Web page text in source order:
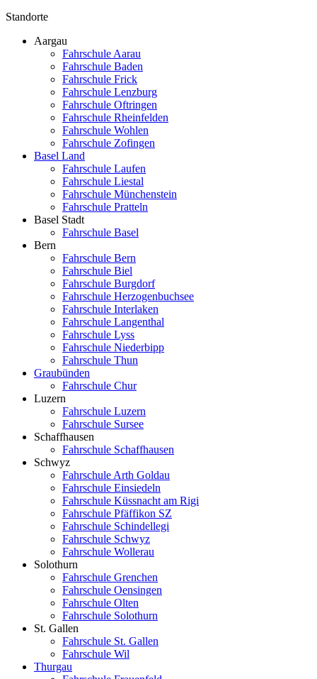
Standorte
Aargau
Fahrschule Aarau
Fahrschule Baden
Fahrschule Frick
Fahrschule Lenzburg
Fahrschule Oftringen
Fahrschule Rheinfelden
Fahrschule Wohlen
Fahrschule Zofingen
Basel Land
Fahrschule Laufen
Fahrschule Liestal
Fahrschule Münchenstein
Fahrschule Pratteln
Basel Stadt
Fahrschule Basel
Bern
Fahrschule Bern
Fahrschule Biel
Fahrschule Burgdorf
Fahrschule Herzogenbuchsee
Fahrschule Interlaken
Fahrschule Langenthal
Fahrschule Lyss
Fahrschule Niederbipp
Fahrschule Thun
Graubünden
Fahrschule Chur
Luzern
Fahrschule Luzern
Fahrschule Sursee
Schaffhausen
Fahrschule Schaffhausen
Schwyz
Fahrschule Arth Goldau
Fahrschule Einsiedeln
Fahrschule Küssnacht am Rigi
Fahrschule Pfäffikon SZ
Fahrschule Schindellegi
Fahrschule Schwyz
Fahrschule Wollerau
Solothurn
Fahrschule Grenchen
Fahrschule Oensingen
Fahrschule Olten
Fahrschule Solothurn
St. Gallen
Fahrschule St. Gallen
Fahrschule Wil
Thurgau